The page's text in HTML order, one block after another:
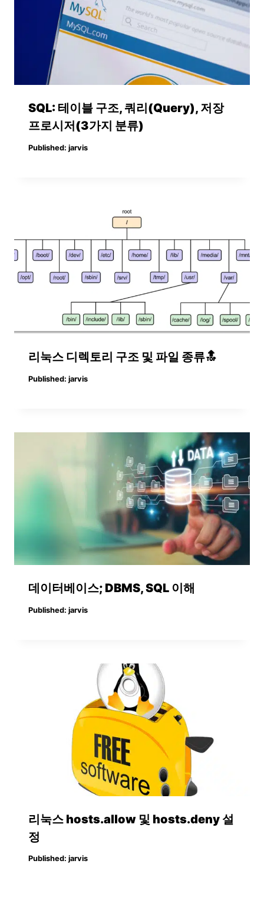
SQL: 테이블 구조, 쿼리(Query), 저장
프로시저(3가지 분류)
Published: jarvis
리눅스 디렉토리 구조 및 파일 종류🔝
Published: jarvis
데이터베이스; DBMS, SQL 이해
Published: jarvis
리눅스 hosts.allow 및 hosts.deny 설
정
Published: jarvis